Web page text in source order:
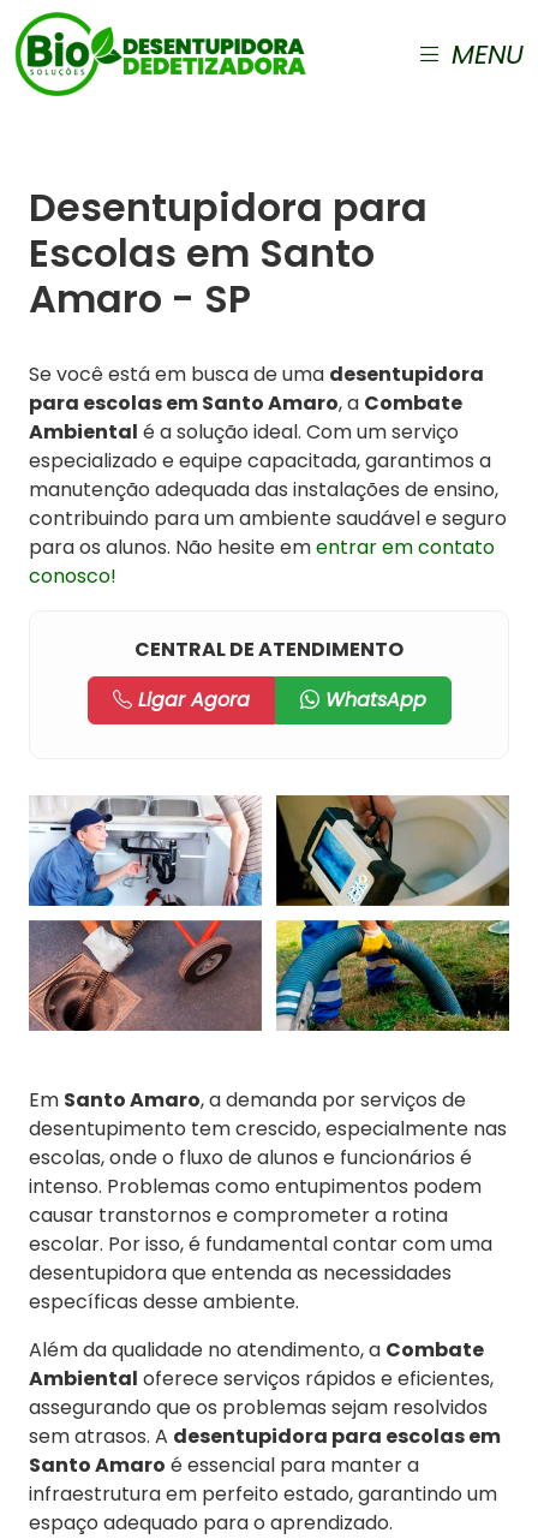
MENU
Desentupidora para
Escolas em Santo
Amaro - SP
Se você está em busca de uma desentupidora
para escolas em Santo Amaro, a Combate
Ambiental é a solução ideal. Com um serviço
especializado e equipe capacitada, garantimos a
manutenção adequada das instalações de ensino,
contribuindo para um ambiente saudável e seguro
para os alunos. Não hesite ementrar em contato
conosco!
CENTRAL DE ATENDIMENTO
Ligar Agora
WhatsApp
Em Santo Amaro, a demanda por serviços de
desentupimento tem crescido, especialmente nas
escolas, onde o fluxo de alunos e funcionários é
intenso. Problemas como entupimentos podem
causar transtornos e comprometer a rotina
escolar. Por isso, é fundamental contar com uma
desentupidora que entenda as necessidades
específicas desse ambiente.
Além da qualidade no atendimento, a Combate
Ambiental oferece serviços rápidos e eficientes,
assegurando que os problemas sejam resolvidos
sem atrasos. A desentupidora para escolas em
Santo Amaro é essencial para manter a
infraestrutura em perfeito estado, garantindo um
espaço adequado para o aprendizado.